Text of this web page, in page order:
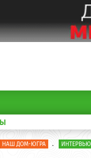
НАШ ДОМ-ЮГРА . ИНТЕРВЬЮ